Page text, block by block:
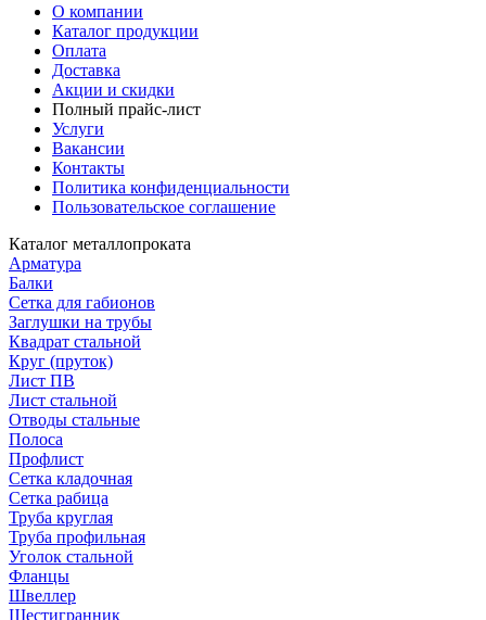
О компании
Каталог продукции
Оплата
Доставка
Акции и скидки
Полный прайс-лист
Услуги
Вакансии
Контакты
Политика конфиденциальности
Пользовательское соглашение
Каталог металлопроката
Арматура
Балки
Сетка для габионов
Заглушки на трубы
Квадрат стальной
Круг (пруток)
Лист ПВ
Лист стальной
Отводы стальные
Полоса
Профлист
Сетка кладочная
Сетка рабица
Труба круглая
Труба профильная
Уголок стальной
Фланцы
Швеллер
Шестигранник